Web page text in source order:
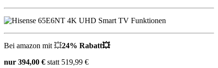
Bei amazon mit 💥24% Rabatt💥
nur 394,00 € statt 519,99 €